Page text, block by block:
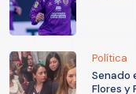
Política
Senado
Flores y